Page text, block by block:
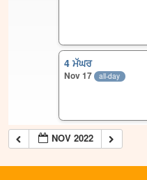
4 ਮੱਘਰ
Nov 17 all-day
NOV 2022